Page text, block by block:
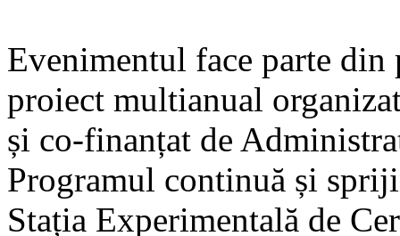
Evenimentul face parte
proiect multianual
și co-finanțat de
Programul continuă și
Stația Experimentală de